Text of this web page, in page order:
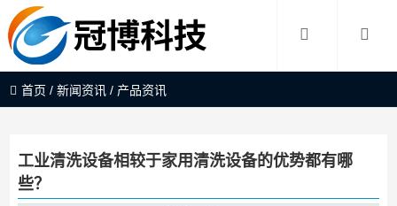
首页 /新闻资讯 / 产品资讯
工业清洗设备相较于家用清洗设备的优势都有哪
些？